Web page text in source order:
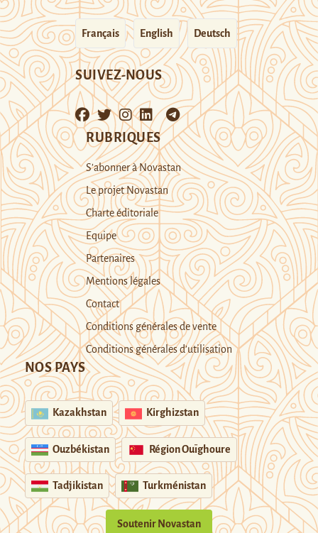
Français English Deutsch
SUIVEZ-NOUS
RUBRIQUES
S’abonner à Novastan
Le projet Novastan
Charte éditoriale
Equipe
Partenaires
Mentions légales
Contact
Conditions générales de vente
Conditions générales d’utilisation
NOS PAYS
Kazakhstan Kirghizstan
Ouzbékistan Région Ouïghoure
Tadjikistan Turkménistan
Soutenir Novastan